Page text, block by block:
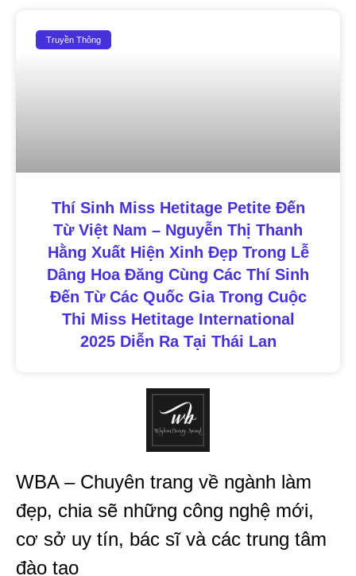
Truyền Thông
Thí Sinh Miss Hetitage Petite Đến
Từ Việt Nam – Nguyễn Thị Thanh
Hằng Xuất Hiện Xinh Đẹp Trong Lễ
Dâng Hoa Đăng Cùng Các Thí Sinh
Đến Từ Các Quốc Gia Trong Cuộc
Thi Miss Hetitage International
2025 Diễn Ra Tại Thái Lan
WBA – Chuyên trang về ngành làm
đẹp, chia sẽ những công nghệ mới,
cơ sở uy tín, bác sĩ và các trung tâm
đào tạo